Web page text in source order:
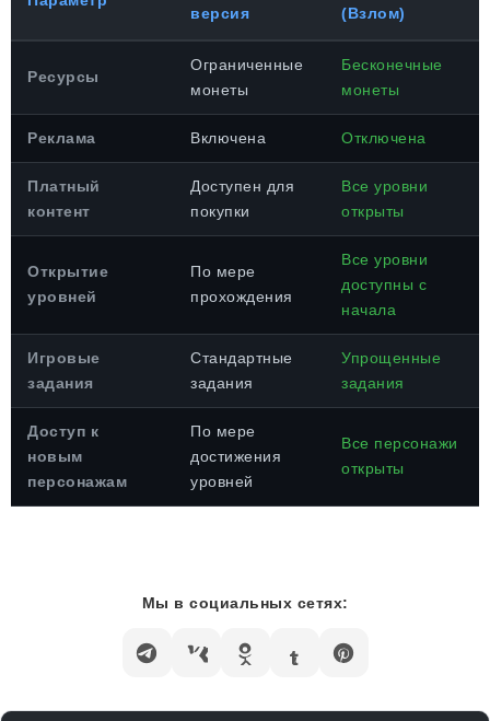
версия
(Взлом)
Ресурсы
Ограниченные
монеты
Бесконечные
монеты
Реклама Включена Отключена
Платный
контент
Доступен для
покупки
Все уровни
открыты
Открытие
уровней
По мере
прохождения
Все уровни
доступны с
начала
Игровые
задания
Стандартные
задания
Упрощенные
задания
Доступ к
новым
персонажам
По мере
достижения
уровней
Все персонажи
открыты
Мы в социальных сетях: